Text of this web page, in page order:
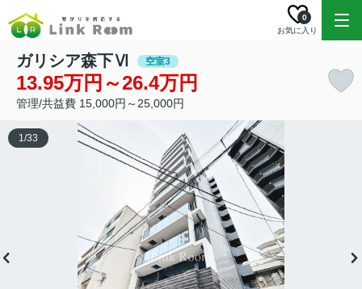
お気に入り
0
ガリシア森下Ⅵ 空室3
13.95万円～26.4万円
管理/共益費 15,000円～25,000円
1/33